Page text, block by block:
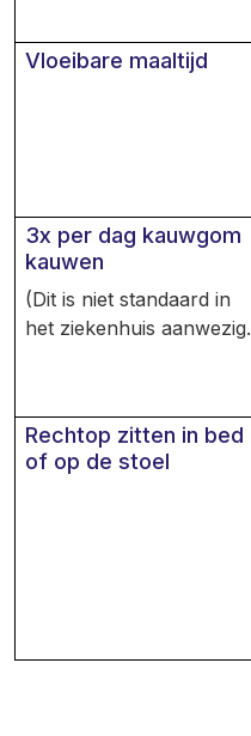
Vloeibare maaltijd
3x per dag kauwgom
kauwen
(Dit is niet standaard in
het ziekenhuis aanwezig.
Rechtop zitten in bed
of op de stoel